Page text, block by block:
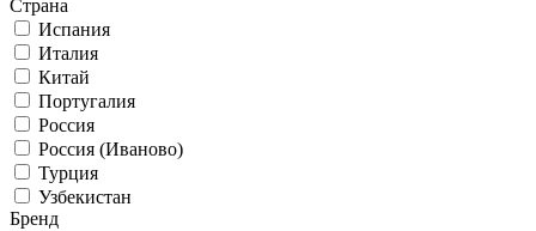
Страна
Испания
Италия
Китай
Португалия
Россия
Россия (Иваново)
Турция
Узбекистан
Бренд